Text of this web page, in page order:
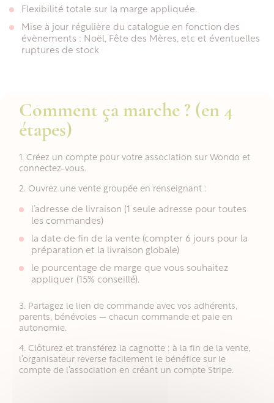
Flexibilité totale sur la marge appliquée.
Mise à jour régulière du catalogue en fonction des
évènements : Noël, Fête des Mères, etc et éventuelles
ruptures de stock
Comment ça marche ? (en 4
étapes)
1. Créez un compte pour votre association sur Wondo et
connectez-vous.
2. Ouvrez une vente groupée en renseignant :
l’adresse de livraison (1 seule adresse pour toutes
les commandes)
la date de fin de la vente (compter 6 jours pour la
préparation et la livraison globale)
le pourcentage de marge que vous souhaitez
appliquer (15% conseillé).
3. Partagez le lien de commande avec vos adhérents,
parents, bénévoles — chacun commande et paie en
autonomie.
4. Clôturez et transférez la cagnotte : à la fin de la vente,
l’organisateur reverse facilement le bénéfice sur le
compte de l’association en créant un compte Stripe.